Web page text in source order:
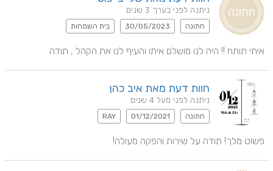
ניתנה לפני בערך 3 שנים
חתונה 30/05/2023 בית השמחות
איתי תותח !! היה לנו מושלם איתו והעיף לנו את הקהל , תודה
חוות דעת מאת איב כהן
ניתנה לפני מעל 4 שנים
חתונה 01/12/2021
RAY
פשוט מלך! תודה על שירות והפקה מעולה!